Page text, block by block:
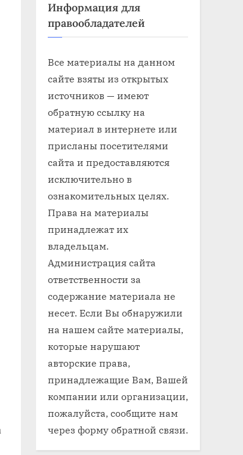
Информация для
правообладателей
Все материалы на данном
сайте взяты из открытых
источников — имеют
обратную ссылку на
материал в интернете или
присланы посетителями
сайта и предоставляются
исключительно в
ознакомительных целях.
Права на материалы
принадлежат их
владельцам.
Администрация сайта
ответственности за
содержание материала не
несет. Если Вы обнаружили
на нашем сайте материалы,
которые нарушают
авторские права,
принадлежащие Вам, Вашей
компании или организации,
пожалуйста, сообщите нам
через форму обратной связи.